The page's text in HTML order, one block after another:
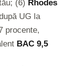
(6) Rhodes
UG la
procente,
BAC 9,5